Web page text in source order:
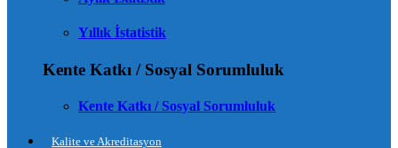
Yıllık İstatistik
Kente Katkı / Sosyal Sorumluluk
Kente Katkı / Sosyal Sorumluluk
Kalite ve Akreditasyon